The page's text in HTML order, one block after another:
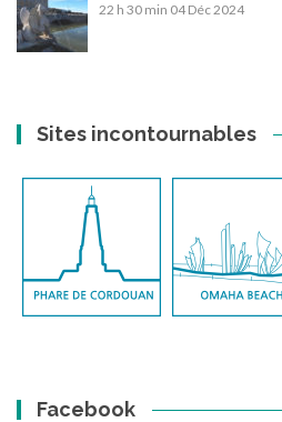
22 h 30 min 04 Déc 2024
Sites incontournables
Facebook